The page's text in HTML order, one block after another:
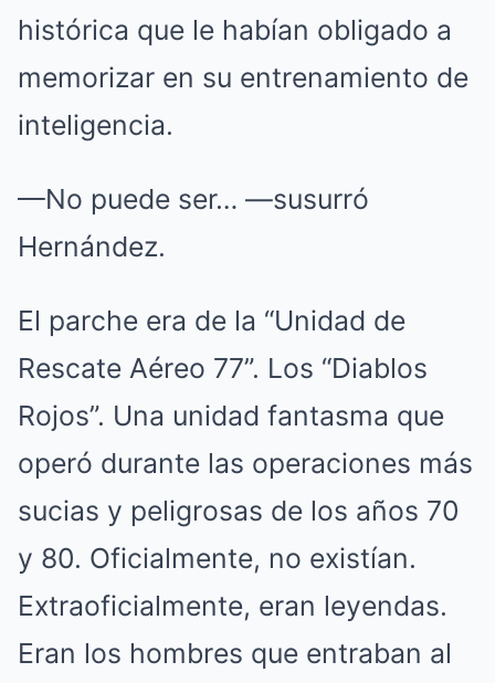
histórica que le habían obligado a
memorizar en su entrenamiento de
inteligencia.
—No puede ser… —susurró
Hernández.
El parche era de la “Unidad de
Rescate Aéreo 77”. Los “Diablos
Rojos”. Una unidad fantasma que
operó durante las operaciones más
sucias y peligrosas de los años 70
y 80. Oficialmente, no existían.
Extraoficialmente, eran leyendas.
Eran los hombres que entraban al